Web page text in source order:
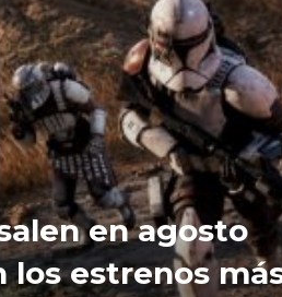
en agosto
los estrenos